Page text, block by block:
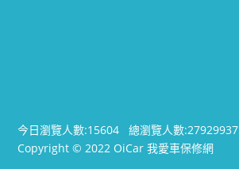
今日瀏覽人數:15604總瀏覽人數:27929937
Copyright © 2022 OiCar 我愛車保修網